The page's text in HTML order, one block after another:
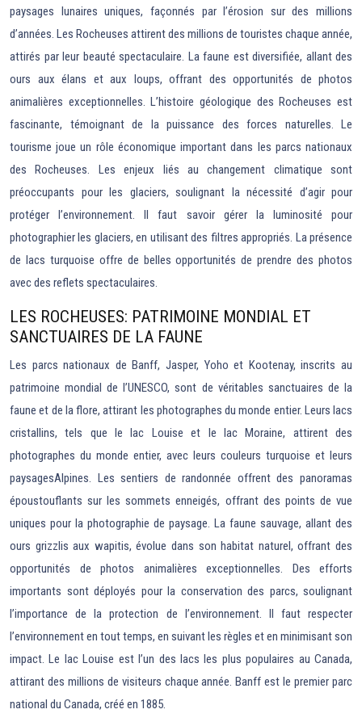
paysages lunaires uniques, façonnés par l’érosion sur des millions
d’années. Les Rocheuses attirent des millions de touristes chaque année,
attirés par leur beauté spectaculaire. La faune est diversifiée, allant des
ours aux élans et aux loups, offrant des opportunités de photos
animalières exceptionnelles. L’histoire géologique des Rocheuses est
fascinante, témoignant de la puissance des forces naturelles. Le
tourisme joue un rôle économique important dans les parcs nationaux
des Rocheuses. Les enjeux liés au changement climatique sont
préoccupants pour les glaciers, soulignant la nécessité d’agir pour
protéger l’environnement. Il faut savoir gérer la luminosité pour
photographier les glaciers, en utilisant des filtres appropriés. La présence
de lacs turquoise offre de belles opportunités de prendre des photos
avec des reflets spectaculaires.
LES ROCHEUSES: PATRIMOINE MONDIAL ET
SANCTUAIRES DE LA FAUNE
Les parcs nationaux de Banff, Jasper, Yoho et Kootenay, inscrits au
patrimoine mondial de l’UNESCO, sont de véritables sanctuaires de la
faune et de la flore, attirant les photographes du monde entier. Leurs lacs
cristallins, tels que le lac Louise et le lac Moraine, attirent des
photographes du monde entier, avec leurs couleurs turquoise et leurs
paysagesAlpines. Les sentiers de randonnée offrent des panoramas
époustouflants sur les sommets enneigés, offrant des points de vue
uniques pour la photographie de paysage. La faune sauvage, allant des
ours grizzlis aux wapitis, évolue dans son habitat naturel, offrant des
opportunités de photos animalières exceptionnelles. Des efforts
importants sont déployés pour la conservation des parcs, soulignant
l’importance de la protection de l’environnement. Il faut respecter
l’environnement en tout temps, en suivant les règles et en minimisant son
impact. Le lac Louise est l’un des lacs les plus populaires au Canada,
attirant des millions de visiteurs chaque année. Banff est le premier parc
national du Canada, créé en 1885.